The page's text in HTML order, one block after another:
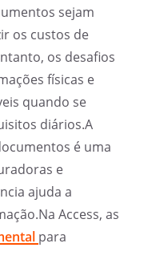
sejam
os custos de
os desafios
físicas e
quando se
diários.A
é uma
e
ajuda a
Access, as
para